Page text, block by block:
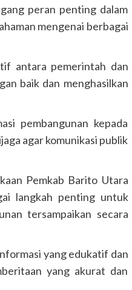
peran penting dalam
mengenai berbagai
antara pemerintah dan
baik dan menghasilkan
pembangunan kepada
agar komunikasi publik
Pemkab Barito Utara
langkah penting untuk
tersampaikan secara
yang edukatif dan
yang akurat dan